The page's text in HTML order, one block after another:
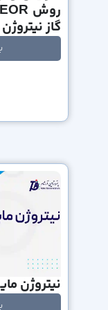
گاز نیتروژن
نیتروژن